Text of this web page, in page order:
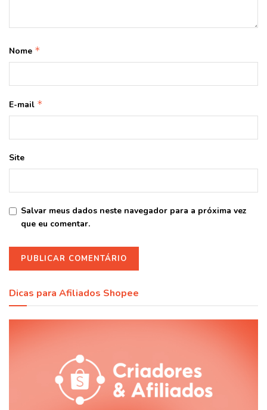
Nome *
E-mail *
Site
Salvar meus dados neste navegador para a próxima vez
que eu comentar.
Dicas para Afiliados Shopee